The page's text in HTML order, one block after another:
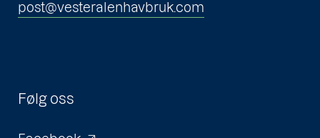
post@vesteralenhavbruk.com
Følg oss